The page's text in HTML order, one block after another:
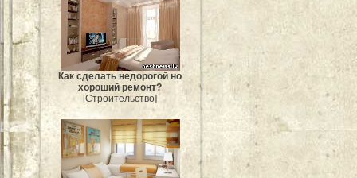
Как сделать недорогой но
хороший ремонт?
[Строительство]